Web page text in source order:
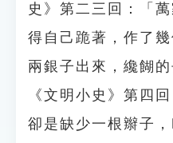
史》第二三回：「
得自己跪著，作了
兩銀子出來，纔餬
《文明小史》第四
卻是缺少一根辮子